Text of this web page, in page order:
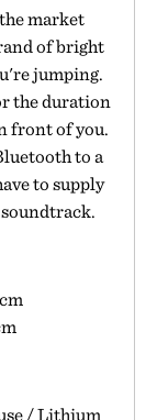
market
of bright
jumping.
the duration
front of you.
to a
to supply
/ Lithium